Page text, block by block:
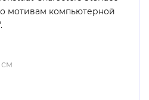
мотивам компьютерной
см